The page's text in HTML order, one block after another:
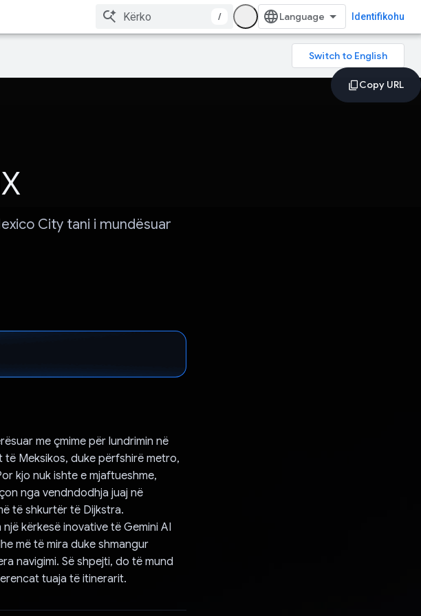
/ Identifikohu
City tani i mundësuar
me çmime për lundrimin në
Meksikos, duke përfshirë metro,
kjo nuk ishte e mjaftueshme,
nga vendndodhja juaj në
të shkurtër të Dijkstra.
kërkesë inovative të Gemini AI
më të mira duke shmangur
navigimi. Së shpejti, do të mund
tuaja të itinerarit.